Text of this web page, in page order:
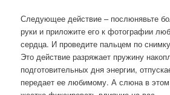
Следующее действие – послюнявьте
руки и приложите его к фотографии
сердца. И проведите пальцем по
Это действие разряжает пружину
подготовительных дня энергии,
передает ее любимому. А слюна в этом